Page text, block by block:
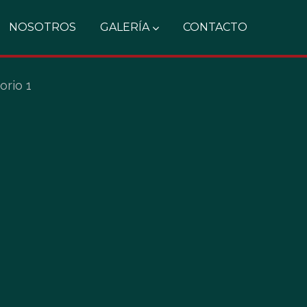
NOSOTROS GALERÍA CONTACTO
1